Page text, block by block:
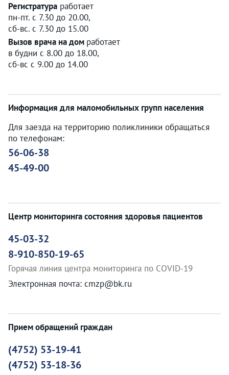
Регистратура работает
пн-пт. с 7.30 до 20.00,
сб-вс. с 7.30 до 15.00
Вызов врача на дом работает
в будни с 8.00 до 18.00,
сб-вс с 9.00 до 14.00
Информация для маломобильных групп населения
Для заезда на территорию поликлиники обращаться
по телефонам:
56-06-38
45-49-00
Центр мониторинга состояния здоровья пациентов
45-03-32
8-910-850-19-65
Горячая линия центра мониторинга по COVID-19
Электронная почта: cmzp@bk.ru
Прием обращений граждан
(4752) 53-19-41
(4752) 53-18-36